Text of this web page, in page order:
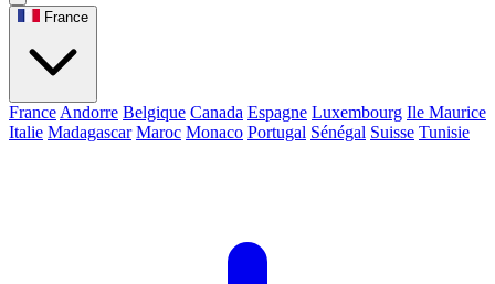
France
France Andorre Belgique Canada Espagne Luxembourg Ile Maurice
Italie Madagascar Maroc Monaco Portugal Sénégal Suisse Tunisie